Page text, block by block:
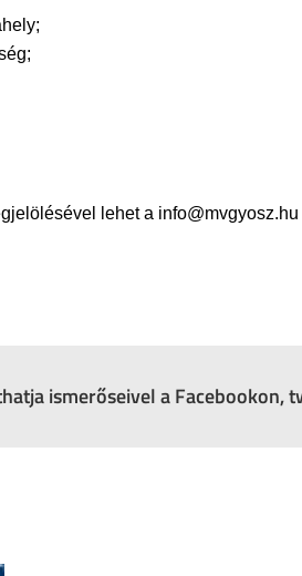
lehet a
ismerőseivel a Facebookon,